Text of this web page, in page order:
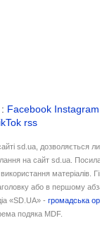
Facebook Instagram
rss
sd.ua, дозволяється
на сайт sd.ua.
матеріалів.
або в першому
«SD.UA» -громадська
подяка MDF.